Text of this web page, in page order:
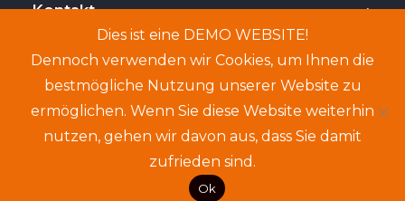
Kontakt
Copyright © 2024. Demo-Website. Genannte Personen
und Angebote sind frei erfunden.
Dies ist eine DEMO WEBSITE!
Dennoch verwenden wir Cookies, um Ihnen die
bestmögliche Nutzung unserer Website zu
ermöglichen. Wenn Sie diese Website weiterhin
nutzen, gehen wir davon aus, dass Sie damit
zufrieden sind.
Ok